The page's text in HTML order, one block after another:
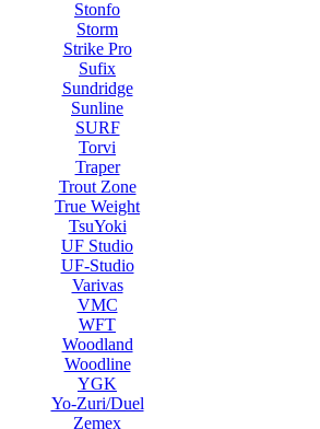
Stonfo
Storm
Strike Pro
Sufix
Sundridge
Sunline
SURF
Torvi
Traper
Trout Zone
True Weight
TsuYoki
UF Studio
UF-Studio
Varivas
VMC
WFT
Woodland
Woodline
YGK
Yo-Zuri/Duel
Zemex